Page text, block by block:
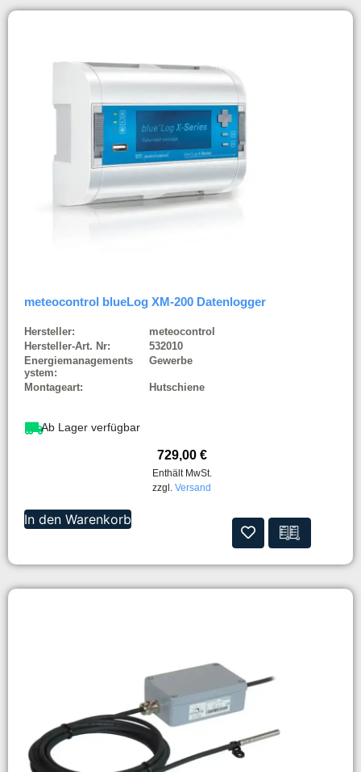
meteocontrol blueLog XM-200 Datenlogger
Hersteller:
meteocontrol
Hersteller-Art. Nr:
532010
Energiemanagements
ystem:
Gewerbe
Montageart: Hutschiene
Ab Lager verfügbar
729,00 €
Enthält MwSt.
zzgl. Versand
In den Warenkorb